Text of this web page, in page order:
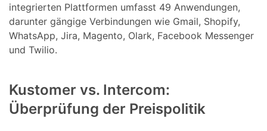
integrierten Plattformen umfasst 49 Anwendungen,
darunter gängige Verbindungen wie Gmail, Shopify,
WhatsApp, Jira, Magento, Olark, Facebook Messenger
und Twilio.
Kustomer vs. Intercom:
Überprüfung der Preispolitik